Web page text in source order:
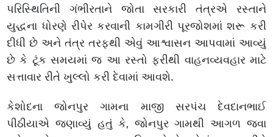
પરિસ્થિતિની ગંભીરતાને જોતા સરકારી તંત્રએ રસ્તાને
યુદ્ધના ધોરણે રીપેર કરવાની કામગીરી પૂરજોશમાં શરૂ કરી
દીધી છે અને તંત્ર તરફથી એવું આશ્વાસન આપવામાં આવ્યું
છે કે ટૂંક સમયમાં જ આ રસ્તો ફરીથી વાહનવ્યવહાર માટે
સત્તાવાર રીતે ખુલ્લો કરી દેવામાં આવશે.
કેશોદના જોનપુર ગામના માજી સરપંચ દેવદાનભાઈ
પીઠીયાએ જણાવ્યું હતું કે, જોનપુર ગામથી આગળ જવા